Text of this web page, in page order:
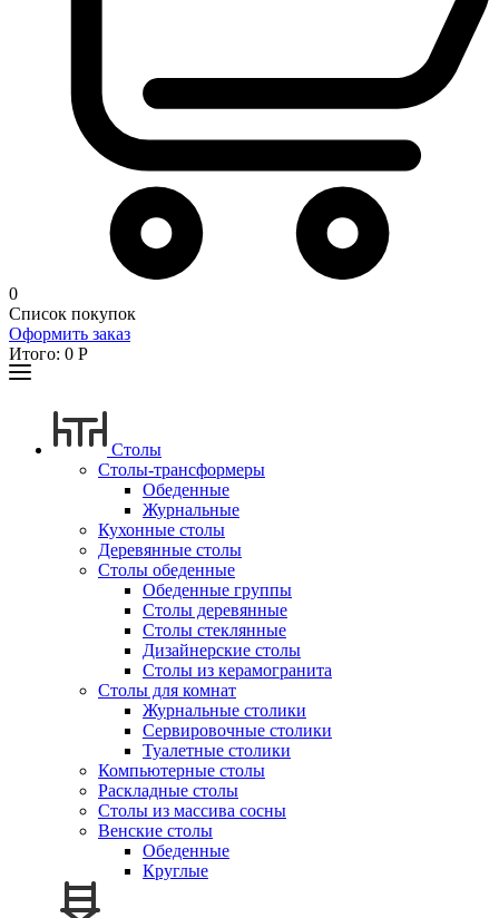
0
Список покупок
Оформить заказ
Итого: 0 Р
Столы
Столы-трансформеры
Обеденные
Журнальные
Кухонные столы
Деревянные столы
Столы обеденные
Обеденные группы
Столы деревянные
Столы стеклянные
Дизайнерские столы
Столы из керамогранита
Столы для комнат
Журнальные столики
Сервировочные столики
Туалетные столики
Компьютерные столы
Раскладные столы
Столы из массива сосны
Венские столы
Обеденные
Круглые